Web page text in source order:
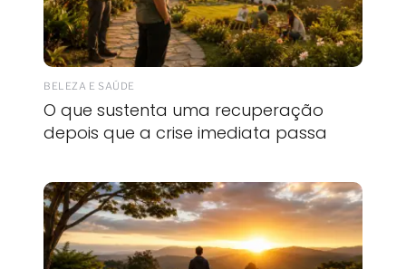
BELEZA E SAÚDE
O que sustenta uma recuperação
depois que a crise imediata passa